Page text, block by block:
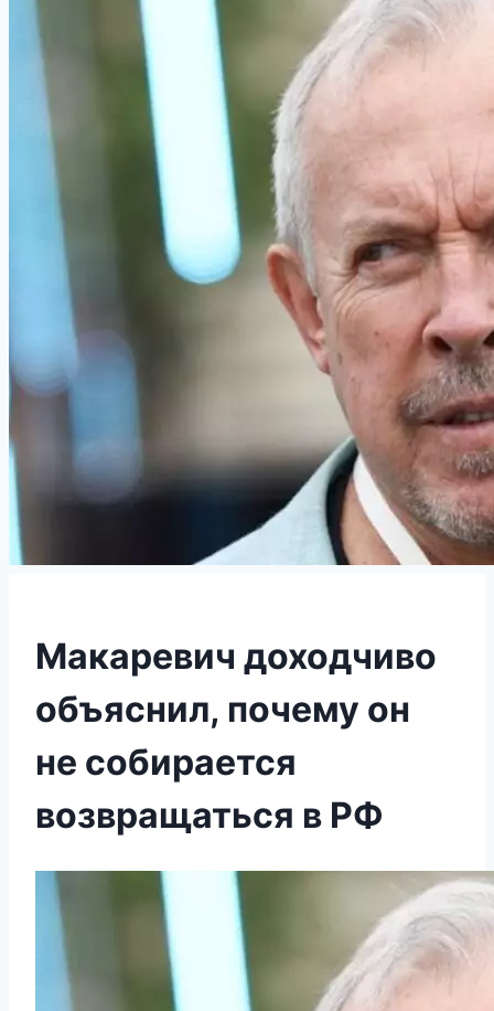
Макаревич доходчиво
объяснил, почему он
не собирается
возвращаться в РФ